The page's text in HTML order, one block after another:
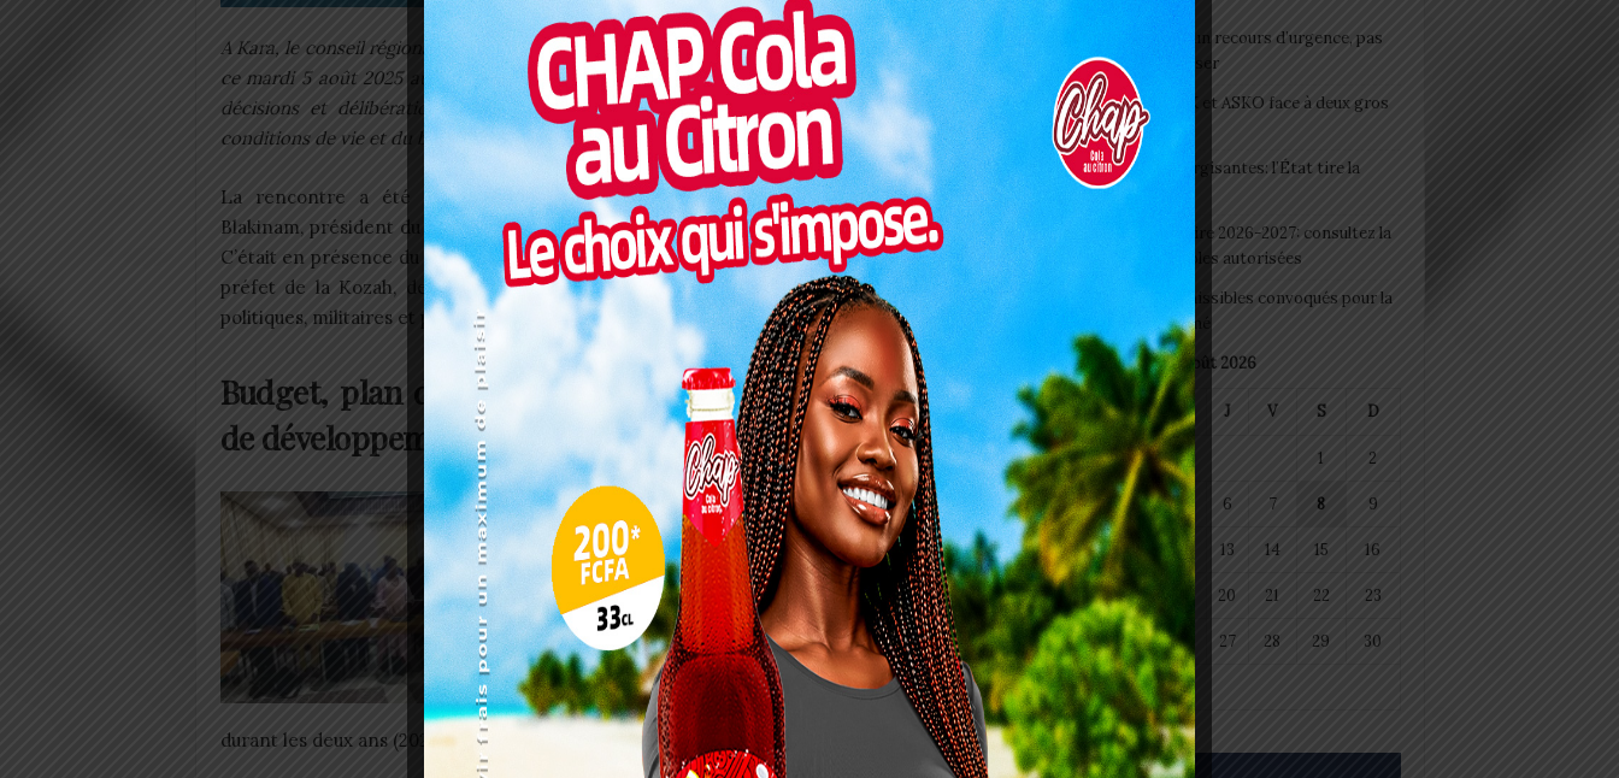
A Kara, le conseil régional de la lancé les activités de la 3e session ordinaire de l’année 2025
ce mardi 5 août 2025 au palais des congrès de ladite ville. Au cours des assises, plusieurs
décisions et délibérations seront prises pour contribuer à terme à l’amélioration des
conditions de vie et du bien-être des populations de la région de la Kara.
La rencontre a été ouverte par BAKEM Teba
Blakinam, président du conseil régional de la Kara.
C’était en présence du gouverneur de larégion, du
préfet de la Kozah, des autorités administratives,
politiques, militaires et paramilitaires.
Budget, plan d’action et projets
de développement à l’ordre du jour
Durant 10 jours , les conseillers régionaux se
pencheront sur plusieurs points. Il s’agira d’adopter
le logo du Conseil Régional, pour donner une identité
à l’institution, étudier et adopter le budget, un
document indispensable à la bonne gouvernance
financière de l’institution, adopter le Plan d’Action
Prioritaire (PAP), la boussole du conseil régional de la
Kara qui indique les différentes actions à mener
durant les deux ans (2025-2026).
Pilule du lendemain : un recours d’urgence, pas
une habitude à banaliser
Interclubs CAF: ASCK et ASKO face à deux gros
morceaux
Togo/ Boissons énergisantes: l’État tire la
sonnette d’alarme
Togo/ Rentrée scolaire 2026-2027: consultez la
liste officielle des écoles autorisées
ESSAL 2026 : les admissibles convoqués pour la
visite médicale à Lomé
août 2026
L M M J V S D
1 2
3 4 5 6 7 8 9
10 11 12 13 14 15 16
17 18 20 21 22 23
24 25 26 27 28 29 30
31
« Juil